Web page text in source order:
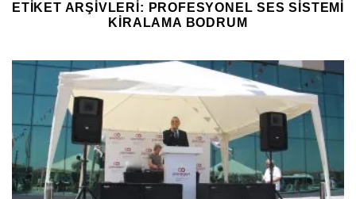
ETIKET ARŞIVLERI: PROFESYONEL SES SISTEMI
KIRALAMA BODRUM